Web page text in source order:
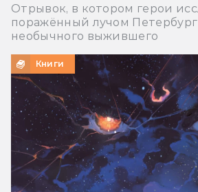
Отрывок, в котором герои
поражённый лучом
необычного выжившего
Книги